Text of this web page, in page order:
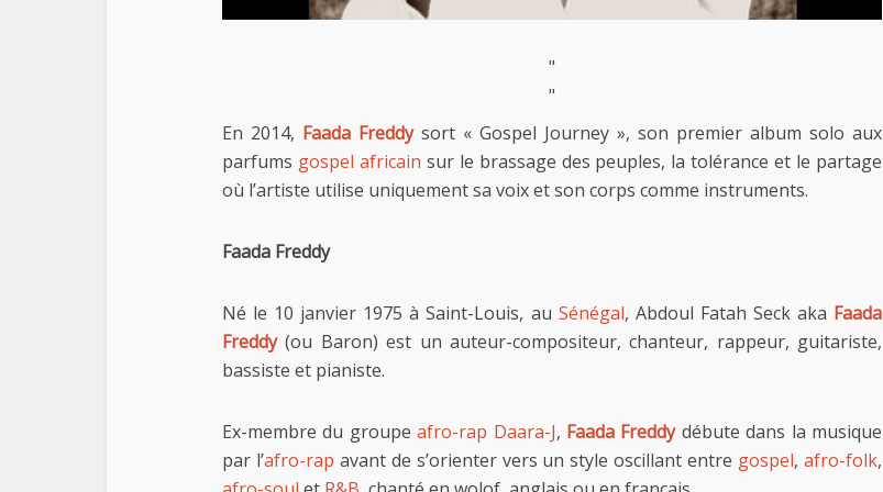
"
"
En 2014, Faada Freddysort « Gospel Journey », son premier album solo aux
parfums gospel africain sur le brassage des peuples, la tolérance et le partage
où l’artiste utilise uniquement sa voix et son corps comme instruments.
Faada Freddy
Né le 10 janvier 1975 à Saint-Louis, au Sénégal, Abdoul Fatah Seck aka Faada
Freddy(ou Baron) est un auteur-compositeur, chanteur, rappeur, guitariste,
bassiste et pianiste.
Ex-membre du groupeafro-rap Daara-J, Faada Freddydébute dans la musique
par l’afro-rap avant de s’orienter vers un style oscillant entre gospel,afro-folk,